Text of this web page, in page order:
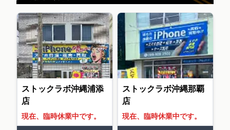
ストックラボ沖縄浦添
店
現在、臨時休業中です。
ストックラボ沖縄那覇
店
現在、臨時休業中です。